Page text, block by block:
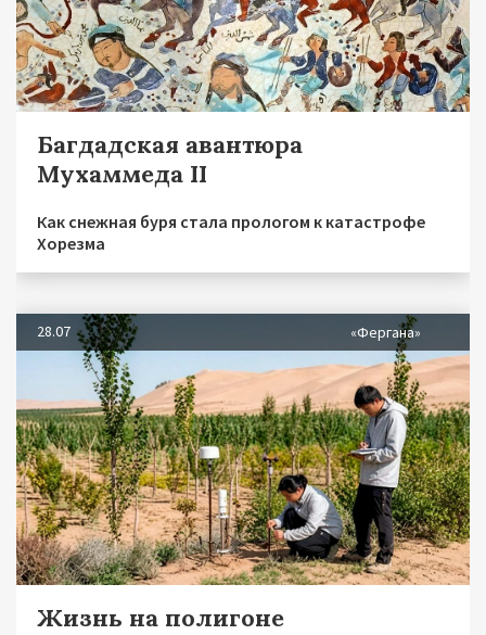
Багдадская авантюра
Мухаммеда II
Как снежная буря стала прологом к катастрофе
Хорезма
28.07 «Фергана»
Жизнь на полигоне